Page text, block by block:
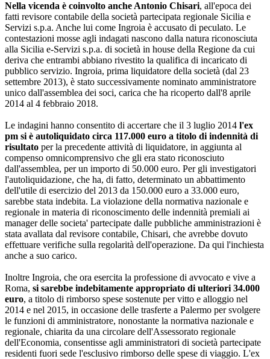
Nella vicenda è coinvolto anche Antonio Chisari, all'epoca dei
fatti revisore contabile della società partecipata regionale Sicilia e
Servizi s.p.a. Anche lui come Ingroia è accusato di peculato. Le
contestazioni mosse agli indagati nascono dalla natura riconosciuta
alla Sicilia e-Servizi s.p.a. di società in house della Regione da cui
deriva che entrambi abbiano rivestito la qualifica di incaricato di
pubblico servizio. Ingroia, prima liquidatore della società (dal 23
settembre 2013), è stato successivamente nominato amministratore
unico dall'assemblea dei soci, carica che ha ricoperto dall'8 aprile
2014 al 4 febbraio 2018.
Le indagini hanno consentito di accertare che il 3 luglio 2014 l'ex
pm si è autoliquidato circa 117.000 euro a titolo di indennità di
risultato per la precedente attività di liquidatore, in aggiunta al
compenso omnicomprensivo che gli era stato riconosciuto
dall'assemblea, per un importo di 50.000 euro. Per gli investigatori
l'autoliquidazione, che ha, di fatto, determinato un abbattimento
dell'utile di esercizio del 2013 da 150.000 euro a 33.000 euro,
sarebbe stata indebita. La violazione della normativa nazionale e
regionale in materia di riconoscimento delle indennità premiali ai
manager delle societa' partecipate dalle pubbliche amministrazioni è
stata avallata dal revisore contabile, Chisari, che avrebbe dovuto
effettuare verifiche sulla regolarità dell'operazione. Da qui l'inchiesta
anche a suo carico.
Inoltre Ingroia, che ora esercita la professione di avvocato e vive a
Roma, si sarebbe indebitamente appropriato di ulteriori 34.000
euro, a titolo di rimborso spese sostenute per vitto e alloggio nel
2014 e nel 2015, in occasione delle trasferte a Palermo per svolgere
le funzioni di amministratore, nonostante la normativa nazionale e
regionale, chiarita da una circolare dell'Assessorato regionale
dell'Economia, consentisse agli amministratori di società partecipate
residenti fuori sede l'esclusivo rimborso delle spese di viaggio. L'ex